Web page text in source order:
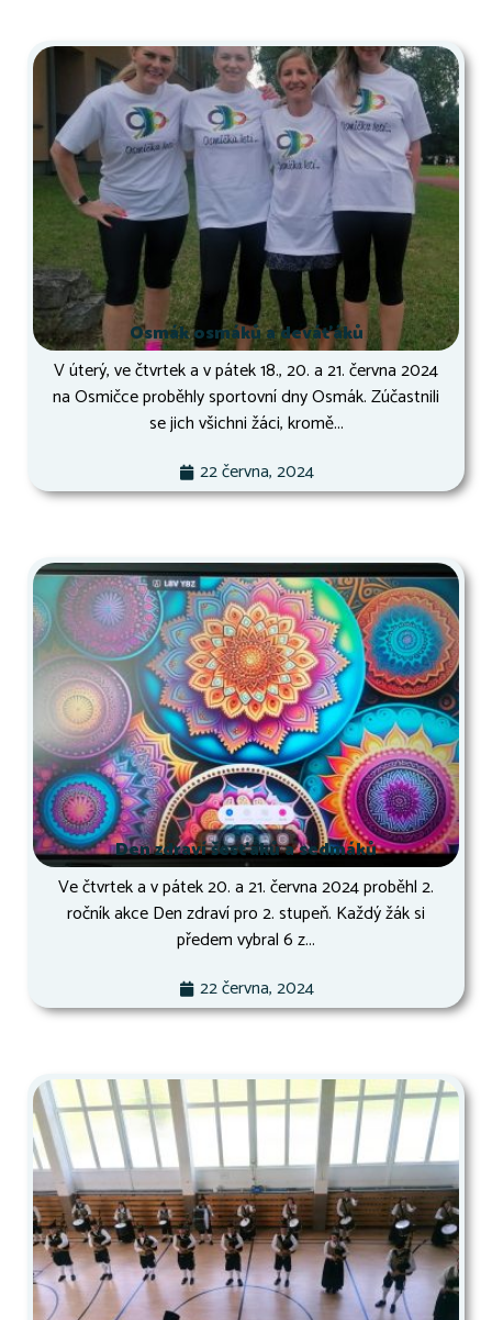
Osmák osmáků a deváťáků
V úterý, ve čtvrtek a v pátek 18., 20. a 21. června 2024
na Osmičce proběhly sportovní dny Osmák. Zúčastnili
se jich všichni žáci, kromě...
22 června, 2024
Den zdraví šesťáků a sedmáků
Ve čtvrtek a v pátek 20. a 21. června 2024 proběhl 2.
ročník akce Den zdraví pro 2. stupeň. Každý žák si
předem vybral 6 z...
22 června, 2024